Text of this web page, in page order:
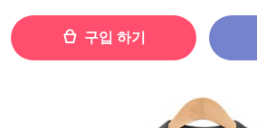
구입 하기